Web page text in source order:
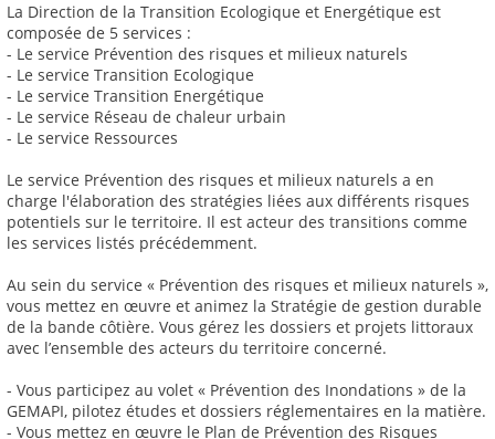
La Direction de la Transition Ecologique et Energétique est
composée de 5 services :
- Le service Prévention des risques et milieux naturels
- Le service Transition Ecologique
- Le service Transition Energétique
- Le service Réseau de chaleur urbain
- Le service Ressources
Le service Prévention des risques et milieux naturels a en
charge l'élaboration des stratégies liées aux différents risques
potentiels sur le territoire. Il est acteur des transitions comme
les services listés précédemment.
Au sein du service « Prévention des risques et milieux naturels »,
vous mettez en œuvre et animez la Stratégie de gestion durable
de la bande côtière. Vous gérez les dossiers et projets littoraux
avec l’ensemble des acteurs du territoire concerné.
- Vous participez au volet « Prévention des Inondations » de la
GEMAPI, pilotez études et dossiers réglementaires en la matière.
- Vous mettez en œuvre le Plan de Prévention des Risques